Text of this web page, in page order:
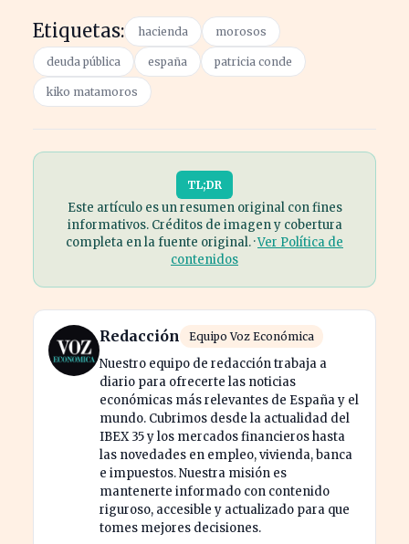
Etiquetas: hacienda morosos
deuda pública españa patricia conde
kiko matamoros
TL;DR
Este artículo es un resumen original con fines
informativos. Créditos de imagen y cobertura
completa en la fuente original. ·Ver Política de
contenidos
Redacción Equipo Voz Económica
Nuestro equipo de redacción trabaja a
diario para ofrecerte las noticias
económicas más relevantes de España y el
mundo. Cubrimos desde la actualidad del
IBEX 35 y los mercados financieros hasta
las novedades en empleo, vivienda, banca
e impuestos. Nuestra misión es
mantenerte informado con contenido
riguroso, accesible y actualizado para que
tomes mejores decisiones.